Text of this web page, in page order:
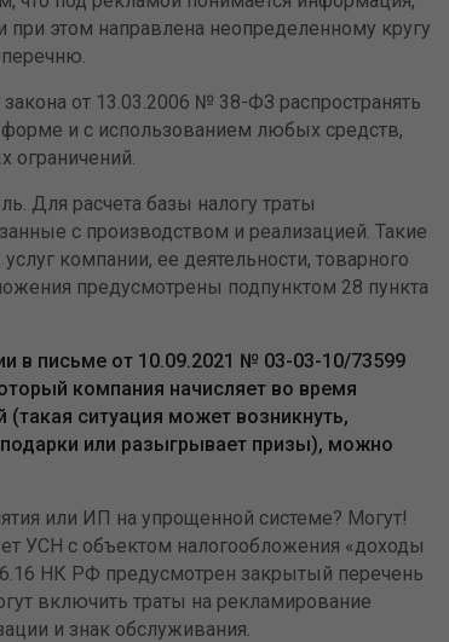
при этом направлена неопределенному кругу
от 13.03.2006 № 38-ФЗ распространять
и с использованием любых средств,
ограничений.
Для расчета базы налогу траты
с производством и реализацией. Такие
компании, ее деятельности, товарного
предусмотрены подпунктом 28 пункта
в письме от 10.09.2021 № 03-03-10/73599
компания начисляет во время
ситуация может возникнуть,
или разыгрывает призы), можно
или ИП на упрощенной системе? Могут!
УСН с объектом налогообложения «доходы
НК РФ предусмотрен закрытый перечень
включить траты на рекламирование
и знак обслуживания.